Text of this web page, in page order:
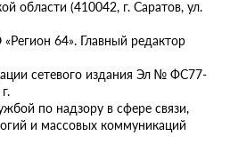
области (410042, г. Саратов, ул.
64». Главный редактор
сетевого издания Эл № ФС77-
по надзору в сфере связи,
и массовых коммуникаций